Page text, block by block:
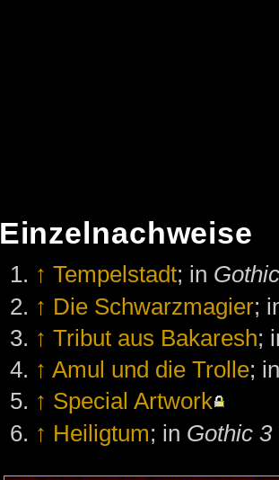
Einzelnachweise
↑ Tempelstadt; in
↑ Die Schwarzmagier;
↑ Tribut aus Bakaresh;
↑ Amul und die Trolle;
↑ Special Artwork
↑ Heiligtum; in Gothic